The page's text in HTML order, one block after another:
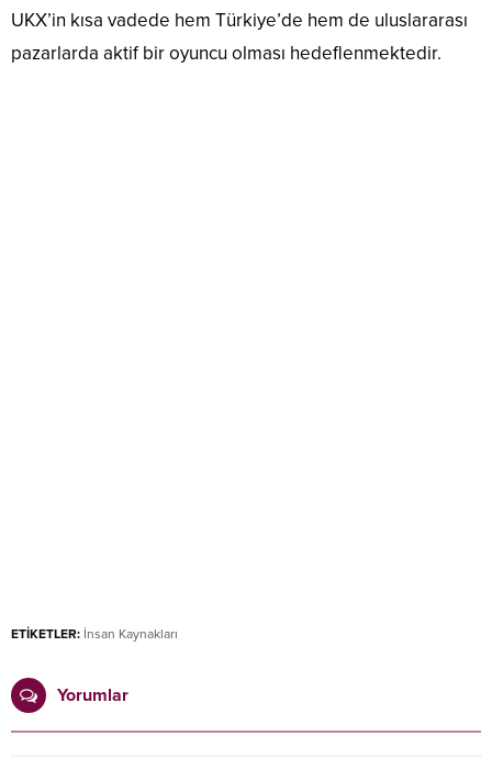
UKX’in kısa vadede hem Türkiye’de hem de uluslararası
pazarlarda aktif bir oyuncu olması hedeflenmektedir.
ETİKETLER: İnsan Kaynakları
Yorumlar